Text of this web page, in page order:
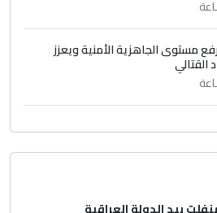
مستوى الجاهزية الأمنية ويعزز
القتالي
بيد الدولة العراقية